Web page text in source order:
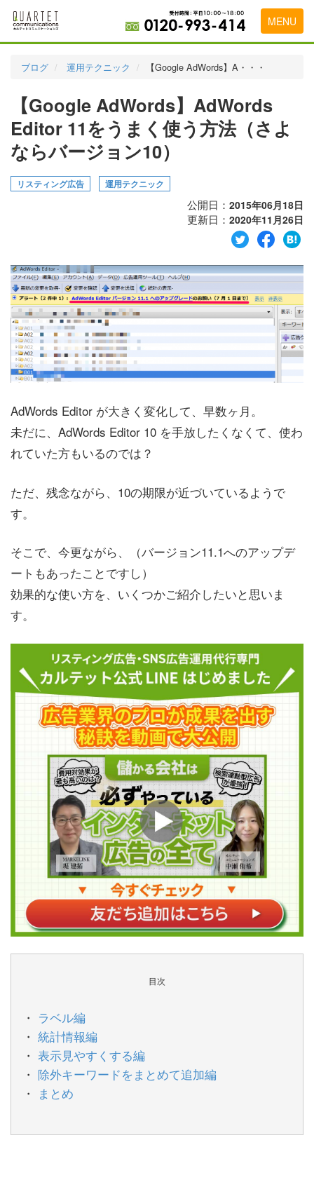
MENU
実績・お客様の声
初めて導入をお考えの方
お問い合わせ
ブログ 運用テクニック 【Google AdWords】A・・・
【Google AdWords】AdWords
Editor 11をうまく使う方法（さよ
ならバージョン10）
リスティング広告 運用テクニック
公開日： 2015年06月18日
更新日： 2020年11月26日
AdWords Editor が大きく変化して、早数ヶ月。
未だに、AdWords Editor 10 を手放したくなくて、使わ
れていた方もいるのでは？
ただ、残念ながら、10の期限が近づいているようで
す。
そこで、今更ながら、（バージョン11.1へのアップデ
ートもあったことですし）
効果的な使い方を、いくつかご紹介したいと思いま
す。
目次
ラベル編
統計情報編
表示見やすくする編
除外キーワードをまとめて追加編
まとめ